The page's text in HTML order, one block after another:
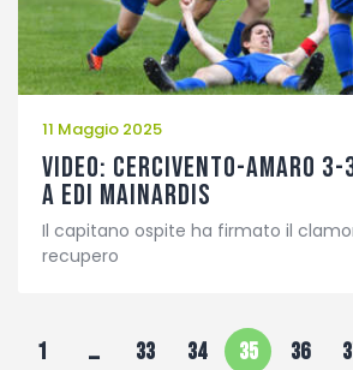
11 Maggio 2025
VIDEO: Cercivento-Amaro
a Edi Mainardis
Il capitano ospite ha firmato il
recupero
1 … 33 34 35 36